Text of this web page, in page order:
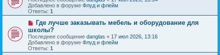
и
е
б
щ
е
н
и
е
в
о
е
с
о
о
б
щ
е
Добавлено в форуме Флуд и флейм
Ответы: 1
Н
в
о
е
с
Где лучше заказывать мебель и оборудование для
школы?
Последнее сообщение danglas « 17 июл 2026, 13:16
Добавлено в форуме Флуд и флейм
Ответы: 1